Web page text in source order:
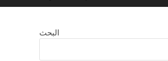
البحث